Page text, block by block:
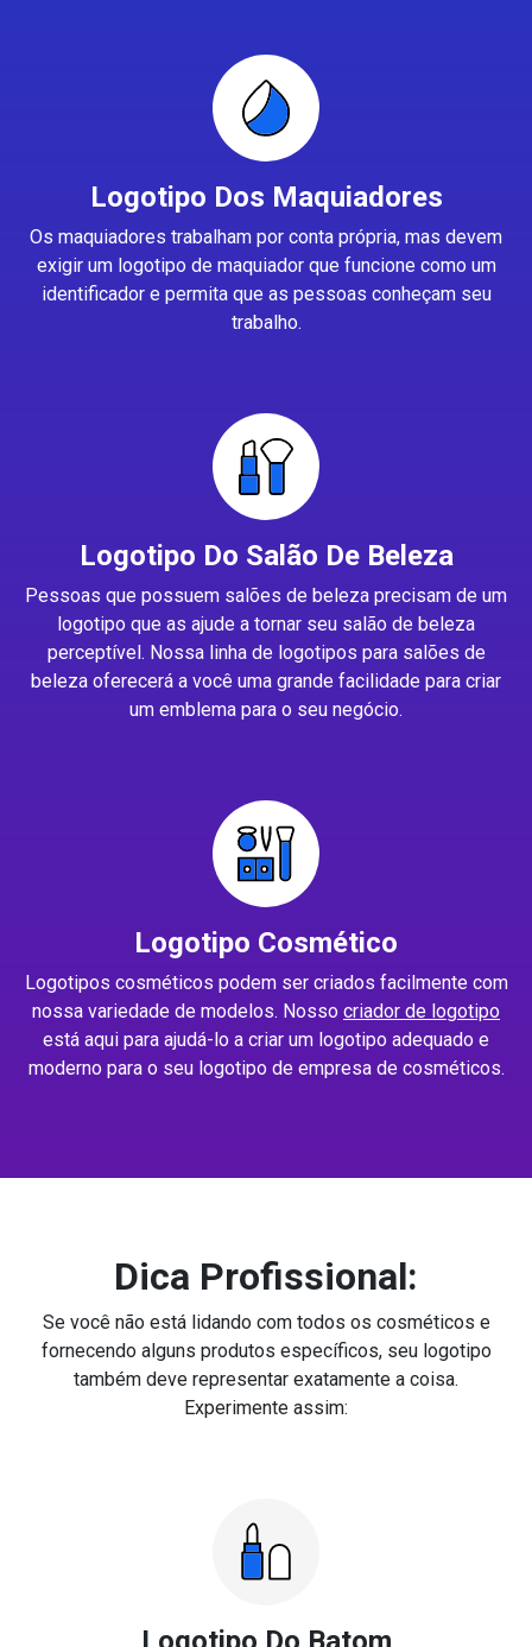
Logotipo Dos Maquiadores
Os maquiadores trabalham por conta própria, mas devem
exigir um logotipo de maquiador que funcione como um
identificador e permita que as pessoas conheçam seu
trabalho.
Logotipo Do Salão De Beleza
Pessoas que possuem salões de beleza precisam de um
logotipo que as ajude a tornar seu salão de beleza
perceptível. Nossa linha de logotipos para salões de
beleza oferecerá a você uma grande facilidade para criar
um emblema para o seu negócio.
Logotipo Cosmético
Logotipos cosméticos podem ser criados facilmente com
nossa variedade de modelos. Nosso criador de logotipo
está aqui para ajudá-lo a criar um logotipo adequado e
moderno para o seu logotipo de empresa de cosméticos.
Dica Profissional:
Se você não está lidando com todos os cosméticos e
fornecendo alguns produtos específicos, seu logotipo
também deve representar exatamente a coisa.
Experimente assim: